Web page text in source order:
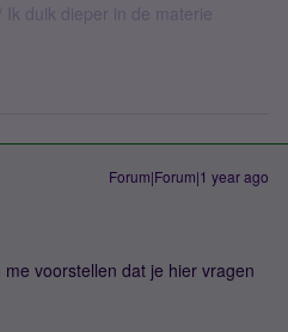
duik dieper in de materie
Forum|Forum|1 year ago
voorstellen dat je hier vragen